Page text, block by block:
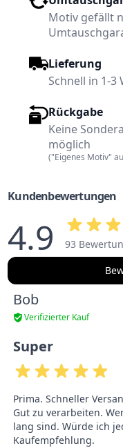
Motiv gefällt
Lieferung
Schnell in 1-
Rückgabe
Keine
möglich
("Eigenes Motiv"
Kundenbewertungen
4.9
93
Bob
Verifizierter Kauf
Super
Prima. Schneller
Gut zu verarbeiten.
lang sind. Würde ich
Kaufempfehlung.